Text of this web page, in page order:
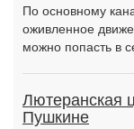
По основному
оживленное
можно попасть в
Лютеранская
Пушкине